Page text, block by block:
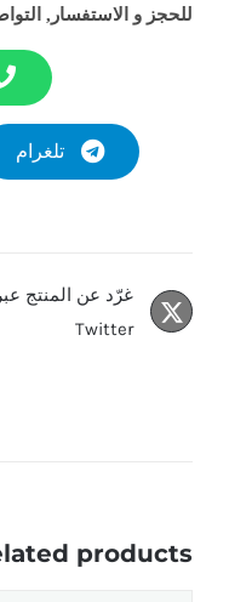
للحجز و الاستفسار,
تلغرام
غرّد عن المنتج عبر
Twitter
products